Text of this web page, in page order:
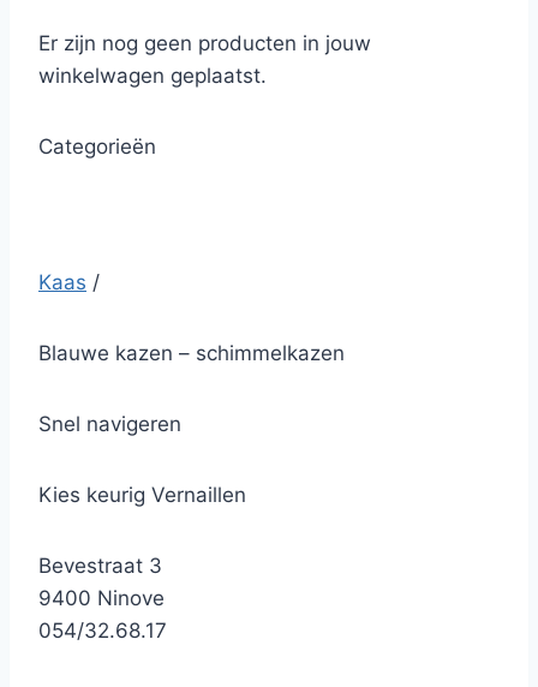
Er zijn nog geen producten in jouw
winkelwagen geplaatst.
Categorieën
Kaas /
Blauwe kazen – schimmelkazen
Snel navigeren
Kies keurig Vernaillen
Bevestraat 3
9400 Ninove
054/32.68.17